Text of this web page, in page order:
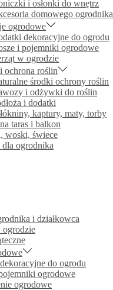
i osłonki do wnętrz
domowego ogrodnika
ogrodowe
dekoracyjne do ogrodu
i pojemniki ogrodowe
w ogrodzie
ochrona roślin
środki ochrony roślin
i odżywki do roślin
i dodatki
kaptury, maty, torby
taras i balkon
woski, świece
dla ogrodnika
i działkowca
do ogrodu
ogrodowe
ogrodowe